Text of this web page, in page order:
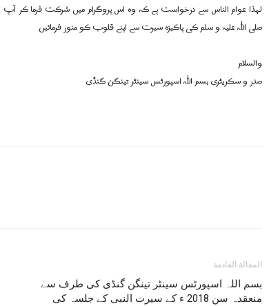
لہذا عوام الناس سے درخواست ہے کہ وہ اس پروگرام میں شرکت فرما کر آپ
صلی اللہ علیہ و سلم کی پاکیزہ سیرت سے اپنے قلوب کو منور فرمائیں
والسلام
صدر و سکریٹری بسم اللہ اسپورٹس سینٹر تینگن گنڈی
المقالة القادمة
بسم اللہ اسپورٹس سینٹر تینگن گنڈی کی طرف سے
منعقدہ سن 2018 ء کے سیرت النبی کے جلسہ کی